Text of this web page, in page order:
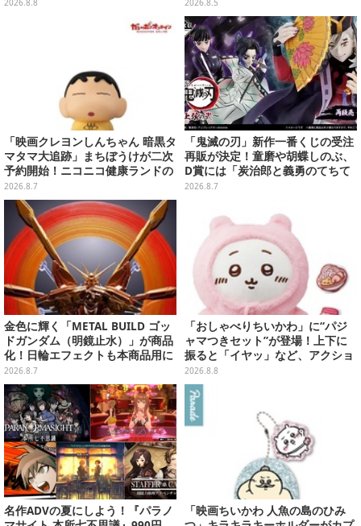
グッズ盛りだくさん
「映画クレヨンしんちゃん 暗黒タ
マタマ大追跡」まちぼうけが二次
予約開始！ニコニコ健康ランドの
服を着たしんちゃん&ひまわりに
「珠由良ブラザーズ」がラインナ
ップ
2026.8.7
「鬼滅の刃」新作一番くじの受注
再販が決定！童磨や胡蝶しのぶ、
D賞には「炭治郎と義勇のてちて
ちフィギュア」も
2026.8.7
金色に輝く「METAL BUILD ゴッ
ドガンダム（明鏡止水）」が商品
化！日輪エフェクトも本商品用に
刷新した豪華仕様
2026.8.7
「おしゃべりちいかわ」に“パジ
ャマつきセット”が登場！上下に
振ると「イヤッ」など、アクショ
ンに応じて喋ってくれる
2026.8.8
名作ADVの夏にしよう！『パラノ
「映画ちいかわ 人魚の島のひみ